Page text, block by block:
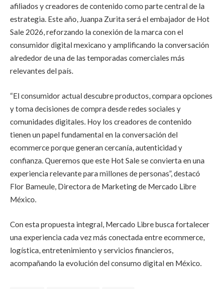
afiliados y creadores de contenido como parte central de la
estrategia. Este año, Juanpa Zurita será el embajador de Hot
Sale 2026, reforzando la conexión de la marca con el
consumidor digital mexicano y amplificando la conversación
alrededor de una de las temporadas comerciales más
relevantes del país.
“El consumidor actual descubre productos, compara opciones
y toma decisiones de compra desde redes sociales y
comunidades digitales. Hoy los creadores de contenido
tienen un papel fundamental en la conversación del
ecommerce porque generan cercanía, autenticidad y
confianza. Queremos que este Hot Sale se convierta en una
experiencia relevante para millones de personas”, destacó
Flor Bameule, Directora de Marketing de Mercado Libre
México.
Con esta propuesta integral, Mercado Libre busca fortalecer
una experiencia cada vez más conectada entre ecommerce,
logística, entretenimiento y servicios financieros,
acompañando la evolución del consumo digital en México.